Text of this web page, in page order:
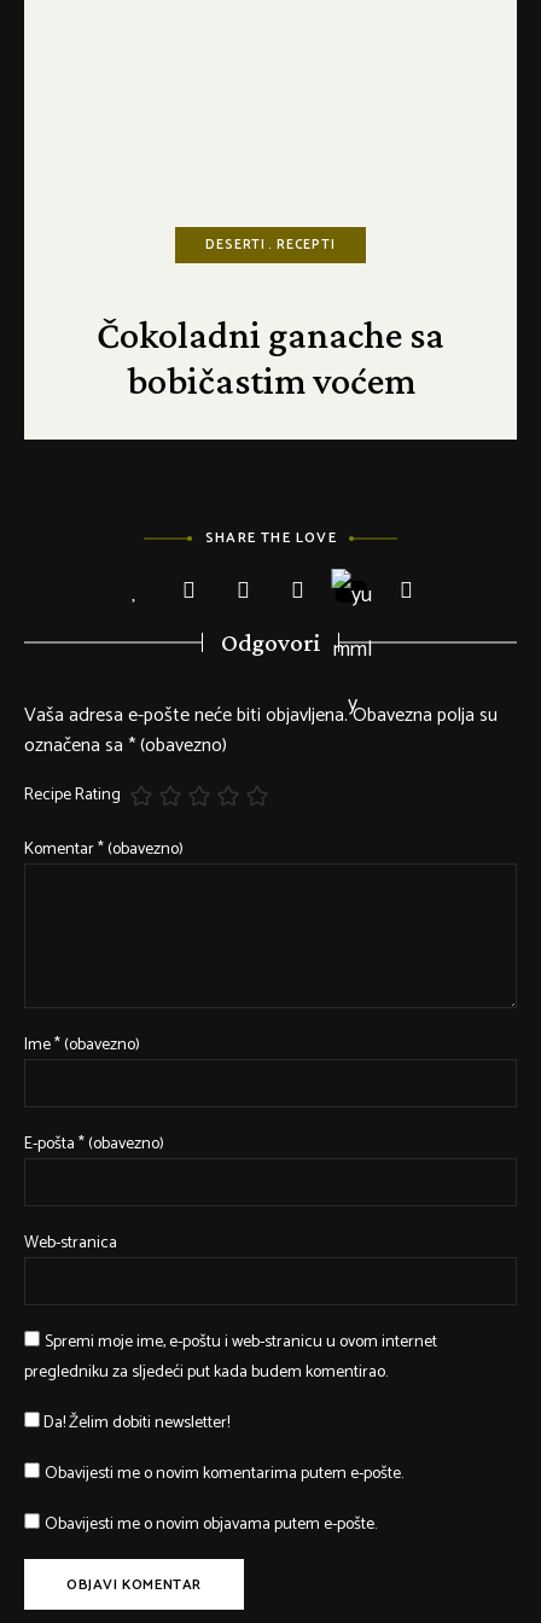
DESERTI RECEPTI
Čokoladni ganache sa
bobičastim voćem
SHARE THE LOVE
Odgovori
Vaša adresa e-pošte neće biti objavljena.Obavezna polja su
označena sa* (obavezno)
Recipe Rating
Komentar* (obavezno)
Ime* (obavezno)
E-pošta* (obavezno)
Web-stranica
Spremi moje ime, e-poštu i web-stranicu u ovom internet
pregledniku za sljedeći put kada budem komentirao.
Da! Želim dobiti newsletter!
Obavijesti me o novim komentarima putem e-pošte.
Obavijesti me o novim objavama putem e-pošte.